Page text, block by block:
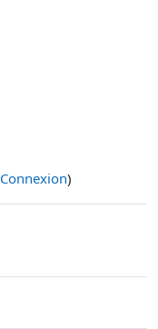
Connexion)